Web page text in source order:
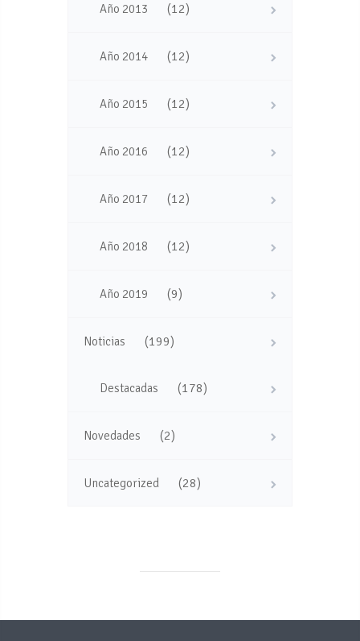
Año 2013 (12)
Año 2014 (12)
Año 2015 (12)
Año 2016 (12)
Año 2017 (12)
Año 2018 (12)
Año 2019 (9)
Noticias (199)
Destacadas (178)
Novedades (2)
Uncategorized (28)